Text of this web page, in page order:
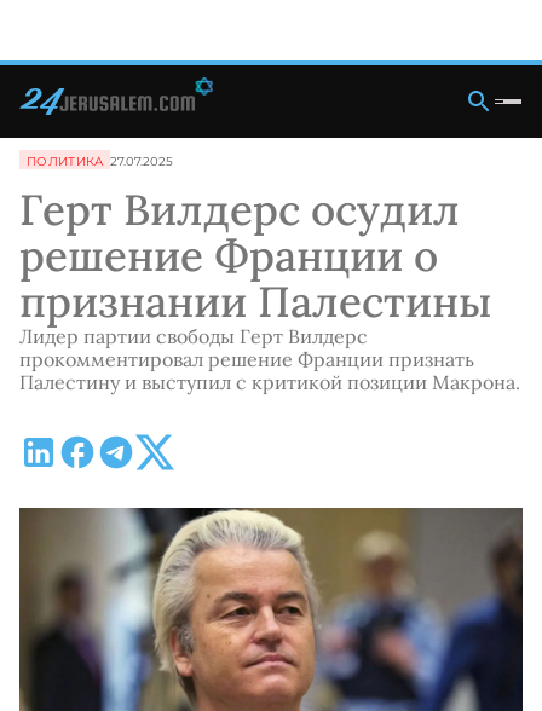
ПОЛИТИКА 27.07.2025
Герт Вилдерс осудил
решение Франции о
признании Палестины
Лидер партии свободы Герт Вилдерс
прокомментировал решение Франции признать
Палестину и выступил с критикой позиции Макрона.